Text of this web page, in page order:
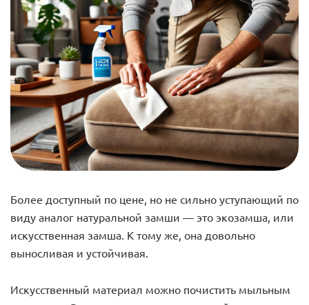
Более доступный по цене, но не сильно уступающий по
виду аналог натуральной замши — это экозамша, или
искусственная замша. К тому же, она довольно
выносливая и устойчивая.
Искусственный материал можно почистить мыльным